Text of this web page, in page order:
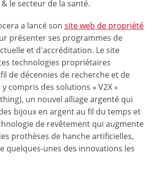
& le secteur de la santé.
a lancé son site web de propriété
présenter ses programmes de
et d'accréditation. Le site
technologies propriétaires
de décennies de recherche et de
compris des solutions « V2X »
un nouvel alliage argenté qui
bijoux en argent au fil du temps et
de revêtement qui augmente
prothèses de hanche artificielles,
quelques-unes des innovations les